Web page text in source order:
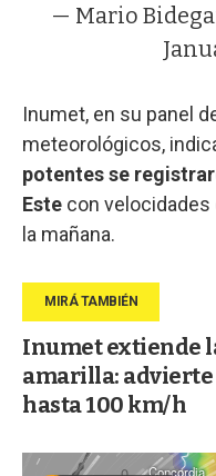
— Mario
Inumet, en su panel
meteorológicos,
potentes se
Este con velocidades
la mañana.
Inumet extiende
amarilla: advierte
hasta 100 km/h